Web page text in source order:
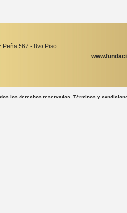
Peña 567 - 8vo Piso
los derechos reservados. Términos y